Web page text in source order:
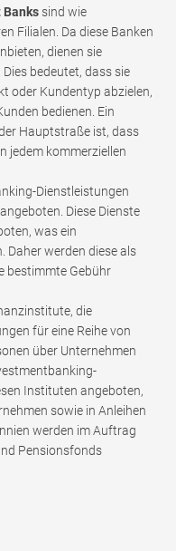
Banks sind wie
Filialen. Da diese Banken
dienen sie
bedeutet, dass sie
oder Kundentyp abzielen,
bedienen. Ein
Hauptstraße ist, dass
jedem kommerziellen
Dienstleistungen
Diese Dienste
was ein
Daher werden diese als
bestimmte Gebühr
die
für eine Reihe von
über Unternehmen
Instituten angeboten,
sowie in Anleihen
werden im Auftrag
Pensionsfonds